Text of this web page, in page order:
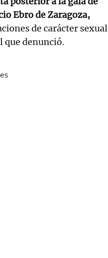
Ebro de Zaragoza,
de carácter sexual
que denunció.